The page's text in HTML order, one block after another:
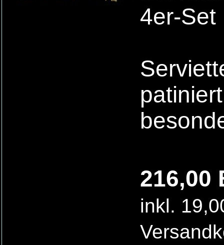
4er-Set
216,00
inkl.